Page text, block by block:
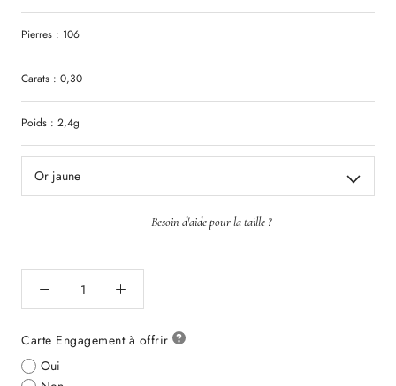
Pierres : 106
Carats : 0,30
Poids : 2,4g
Or jaune
Besoin d'aide pour la taille ?
Carte Engagement à offrir
Oui